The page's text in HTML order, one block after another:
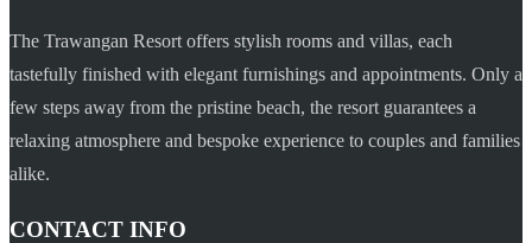
The Trawangan Resort offers stylish rooms and villas, each
tastefully finished with elegant furnishings and appointments. Only a
few steps away from the pristine beach, the resort guarantees a
relaxing atmosphere and bespoke experience to couples and families
alike.
CONTACT INFO